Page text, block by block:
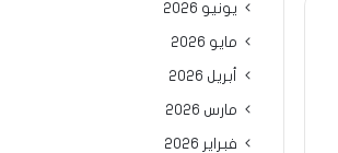
يونيو 2026
مايو 2026
أبريل 2026
مارس 2026
فبراير 2026